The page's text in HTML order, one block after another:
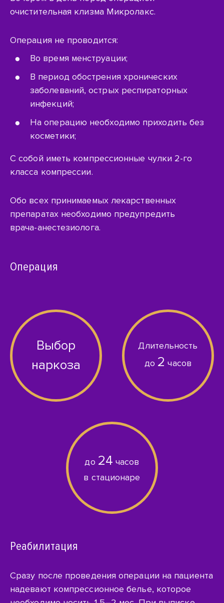
очистительная клизма Микролакс.
Операция не проводится:
Во время менструации;
В период обострения хронических
заболеваний, острых респираторных
инфекций;
На операцию необходимо приходить без
косметики;
С собой иметь компрессионные чулки 2-го
класса компрессии.
Обо всех принимаемых лекарственных
препаратах необходимо предупредить
врача-анестезиолога.
Операция
Выбор
наркоза
Длительность
до 2 часов
до 24 часов
в стационаре
Реабилитация
Сразу после проведения операции на пациента
надевают компрессионное белье, которое